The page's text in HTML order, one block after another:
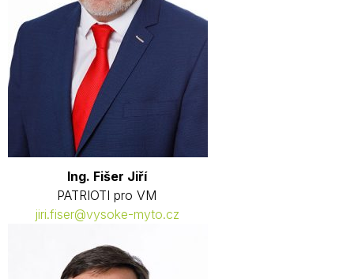
Ing. Fišer Jiří
PATRIOTI pro VM
jiri.fiser@vysoke-myto.cz